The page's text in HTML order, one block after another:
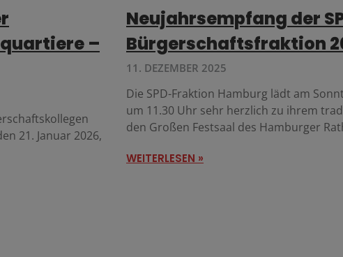
–
21. Januar 2026,
Neujahrsempfang der
Bürgerschaftsfraktion
11. DEZEMBER 2025
Die SPD-Fraktion Hamburg lädt am
um 11.30 Uhr sehr herzlich zu ihrem
den Großen Festsaal des Hamburger
WEITERLESEN »